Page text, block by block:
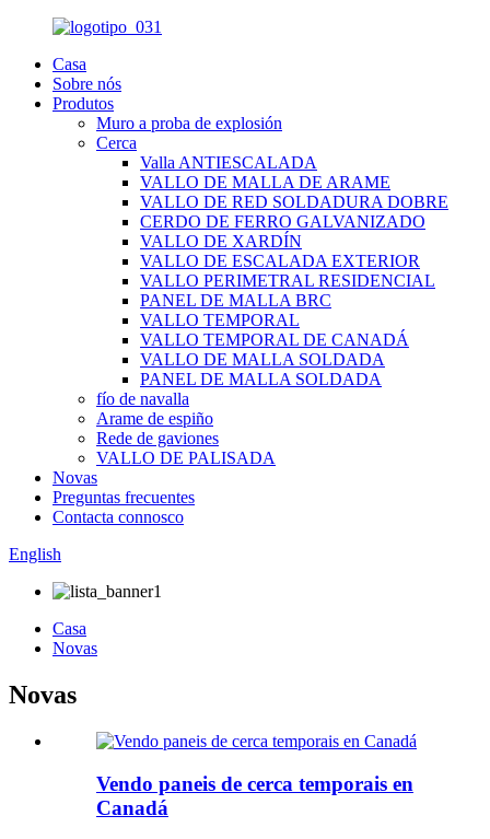
Casa
Sobre nós
Produtos
Muro a proba de explosión
Cerca
Valla ANTIESCALADA
VALLO DE MALLA DE ARAME
VALLO DE RED SOLDADURA DOBRE
CERDO DE FERRO GALVANIZADO
VALLO DE XARDÍN
VALLO DE ESCALADA EXTERIOR
VALLO PERIMETRAL RESIDENCIAL
PANEL DE MALLA BRC
VALLO TEMPORAL
VALLO TEMPORAL DE CANADÁ
VALLO DE MALLA SOLDADA
PANEL DE MALLA SOLDADA
fío de navalla
Arame de espiño
Rede de gaviones
VALLO DE PALISADA
Novas
Preguntas frecuentes
Contacta connosco
English
Casa
Novas
Novas
Vendo paneis de cerca temporais en
Canadá